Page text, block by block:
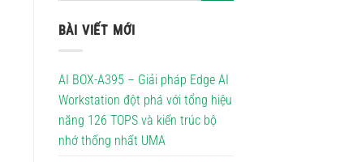
BÀI VIẾT MỚI
AI BOX-A395 – Giải pháp Edge AI
Workstation đột phá với tổng hiệu
năng 126 TOPS và kiến trúc bộ
nhớ thống nhất UMA